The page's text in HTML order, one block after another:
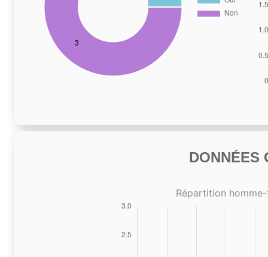
DONNÉES
Répartition